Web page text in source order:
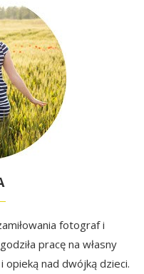
fotograf i
pracę na własny
nad dwójką dzieci.